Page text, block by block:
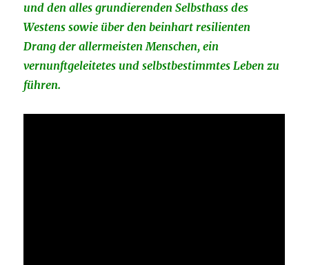
und den alles grundierenden Selbsthass des
Westens sowie über den beinhart resilienten
Drang der allermeisten Menschen, ein
vernunftgeleitetes und selbstbestimmtes Leben zu
führen.